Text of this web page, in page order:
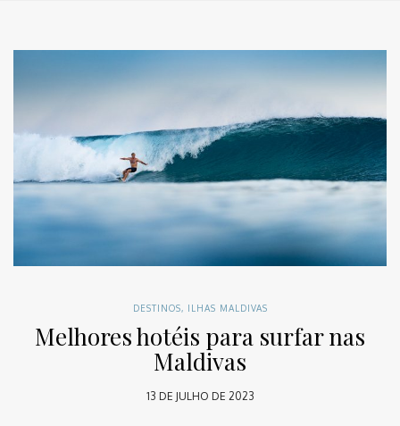
DESTINOS, ILHAS MALDIVAS
Melhores hotéis para surfar nas
Maldivas
13 DE JULHO DE 2023